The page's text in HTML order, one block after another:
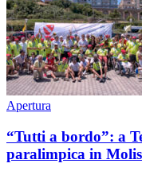
Apertura
“Tutti a bordo”: a
paralimpica in